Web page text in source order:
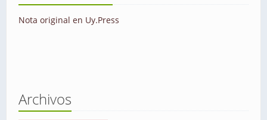
Nota original en Uy.Press
Archivos